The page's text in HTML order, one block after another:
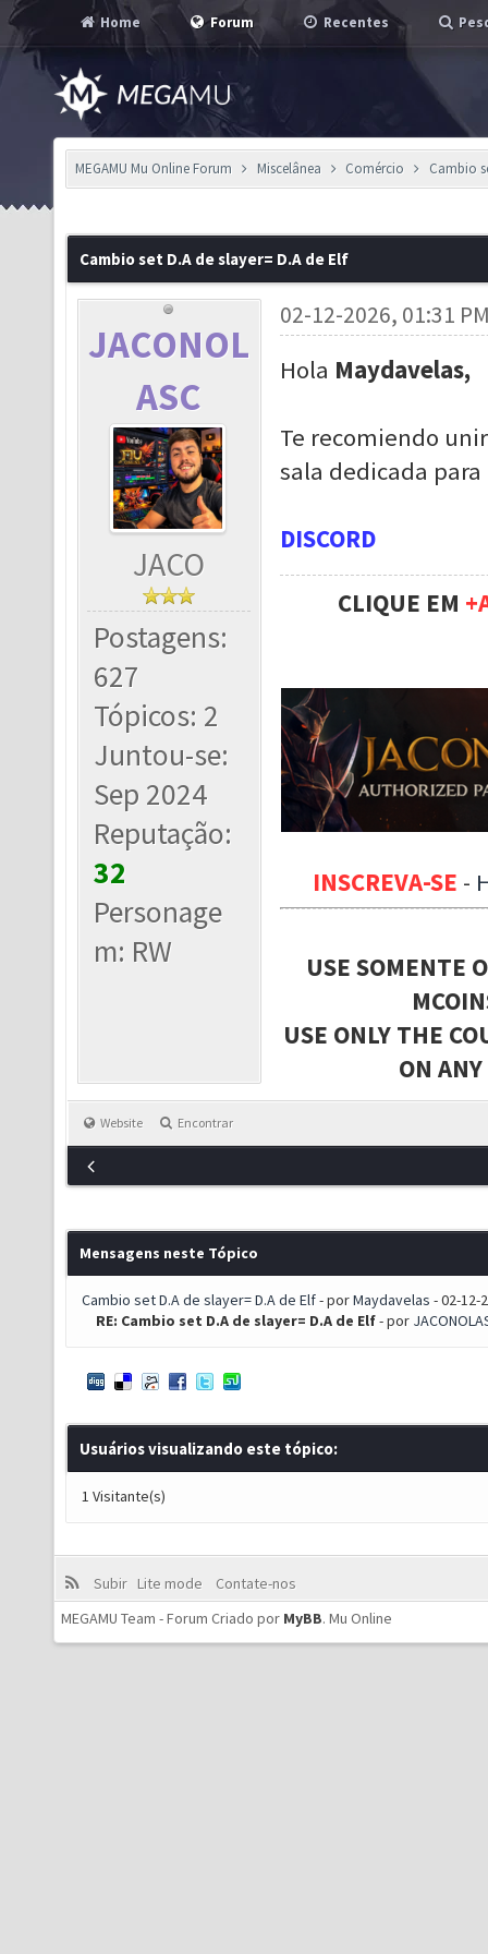
Home Forum Recentes
MEGAMU Mu Online Forum Miscelânea Comércio Cambio
Cambio set D.A de slayer= D.A de Elf
JACONOL
ASC
JACO
Postagens:
627
Tópicos: 2
Juntou-se:
Sep 2024
Reputação:
32
Personage
m: RW
02-12-2026, 01:31
Hola Maydavelas,
Te recomiendo
sala dedicada
DISCORD
CLIQUE EM
INSCREVA-SE -
USE SOMENTE
USE ONLY THE
ON
Website Encontrar
Mensagens neste Tópico
Cambio set D.A de slayer= D.A de Elf- porMaydavelas - 02-12-
RE: Cambio set D.A de slayer= D.A de Elf- por
Usuários visualizando este tópico:
1 Visitante(s)
Subir Lite mode
Contate-nos
MEGAMU Team - Forum Criado por MyBB. Mu Online